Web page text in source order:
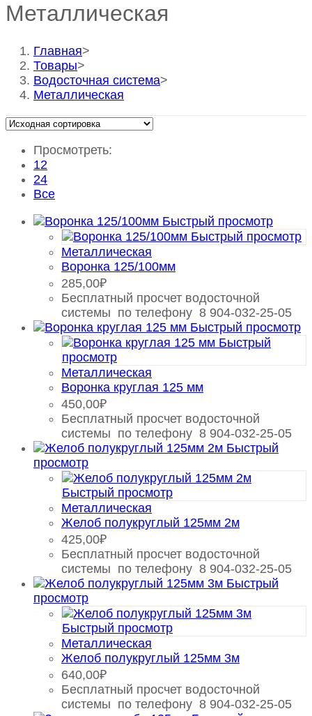
Металлическая
Главная>
Товары>
Водосточная система>
Металлическая
Просмотреть:
12
24
Все
Быстрый просмотр
Быстрый просмотр
Металлическая
Воронка 125/100мм
285,00₽
Бесплатный просчет водосточной
системы по телефону 8 904-032-25-05
Быстрый просмотр
Быстрый
просмотр
Металлическая
Воронка круглая 125 мм
450,00₽
Бесплатный просчет водосточной
системы по телефону 8 904-032-25-05
Быстрый
просмотр
Быстрый просмотр
Металлическая
Желоб полукруглый 125мм 2м
425,00₽
Бесплатный просчет водосточной
системы по телефону 8 904-032-25-05
Быстрый
просмотр
Быстрый просмотр
Металлическая
Желоб полукруглый 125мм 3м
640,00₽
Бесплатный просчет водосточной
системы по телефону 8 904-032-25-05